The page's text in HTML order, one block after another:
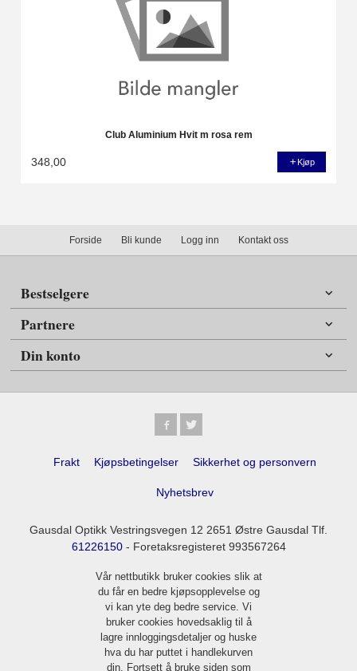
Club Aluminium Hvit m rosa rem
348,00 Kjøp
Forside Bli kunde Logg inn Kontakt oss
Bestselgere
Partnere
Din konto
Frakt Kjøpsbetingelser Sikkerhet og personvern
Nyhetsbrev
Gausdal Optikk Vestringsvegen 12 2651 Østre Gausdal Tlf.
61226150- Foretaksregisteret 993567264
Vår nettbutikk bruker cookies slik at
du får en bedre kjøpsopplevelse og
vi kan yte deg bedre service. Vi
bruker cookies hovedsaklig til å
lagre innloggingsdetaljer og huske
hva du har puttet i handlekurven
din. Fortsett å bruke siden som